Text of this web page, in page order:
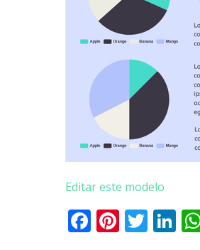
Editar este modelo
Facebook